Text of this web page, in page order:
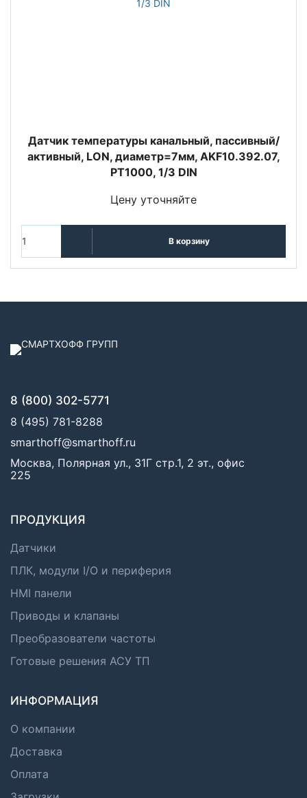
Датчик температуры канальный, пассивный/
активный, LON, диаметр=7мм, AKF10.392.07,
PT1000, 1/3 DIN
Цену уточняйте
В корзину
8 (800) 302-5771
8 (495) 781-8288
smarthoff@smarthoff.ru
Москва, Полярная ул., 31Г стр.1, 2 эт., офис
225
ПРОДУКЦИЯ
Датчики
ПЛК, модули I/O и периферия
HMI панели
Приводы и клапаны
Преобразователи частоты
Готовые решения АСУ ТП
ИНФОРМАЦИЯ
О компании
Доставка
Оплата